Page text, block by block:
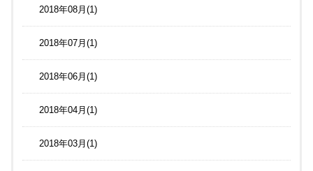
2018年08月(1)
2018年07月(1)
2018年06月(1)
2018年04月(1)
2018年03月(1)